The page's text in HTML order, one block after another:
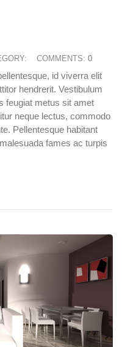
COMMENTS: 0
id viverra elit
hendrerit. Vestibulum
feugiat metus sit amet
neque lectus, commodo
Pellentesque habitant
fames ac turpis